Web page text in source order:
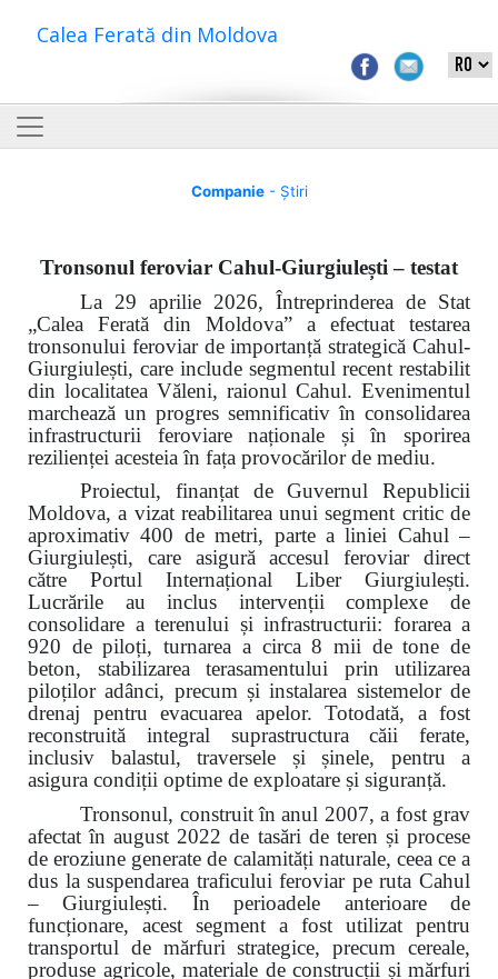
Calea Ferată din Moldova
Companie- Știri
Tronsonul feroviar Cahul-Giurgiulești – testat
La 29 aprilie 2026, Întreprinderea de Stat
„Calea Ferată din Moldova” a efectuat testarea
tronsonului feroviar de importanță strategică Cahul-
Giurgiulești, care include segmentul recent restabilit
din localitatea Văleni, raionul Cahul. Evenimentul
marchează un progres semnificativ în consolidarea
infrastructurii feroviare naționale și în sporirea
rezilienței acesteia în fața provocărilor de mediu.
Proiectul, finanțat de Guvernul Republicii
Moldova, a vizat reabilitarea unui segment critic de
aproximativ 400 de metri, parte a liniei Cahul –
Giurgiulești, care asigură accesul feroviar direct
către Portul Internațional Liber Giurgiulești.
Lucrările au inclus intervenții complexe de
consolidare a terenului și infrastructurii: forarea a
920 de piloți, turnarea a circa 8 mii de tone de
beton, stabilizarea terasamentului prin utilizarea
piloților adânci, precum și instalarea sistemelor de
drenaj pentru evacuarea apelor. Totodată, a fost
reconstruită integral suprastructura căii ferate,
inclusiv balastul, traversele și șinele, pentru a
asigura condiții optime de exploatare și siguranță.
Tronsonul, construit în anul 2007, a fost grav
afectat în august 2022 de tasări de teren și procese
de eroziune generate de calamități naturale, ceea ce a
dus la suspendarea traficului feroviar pe ruta Cahul
– Giurgiulești. În perioadele anterioare de
funcționare, acest segment a fost utilizat pentru
transportul de mărfuri strategice, precum cereale,
produse agricole, materiale de construcții și mărfuri